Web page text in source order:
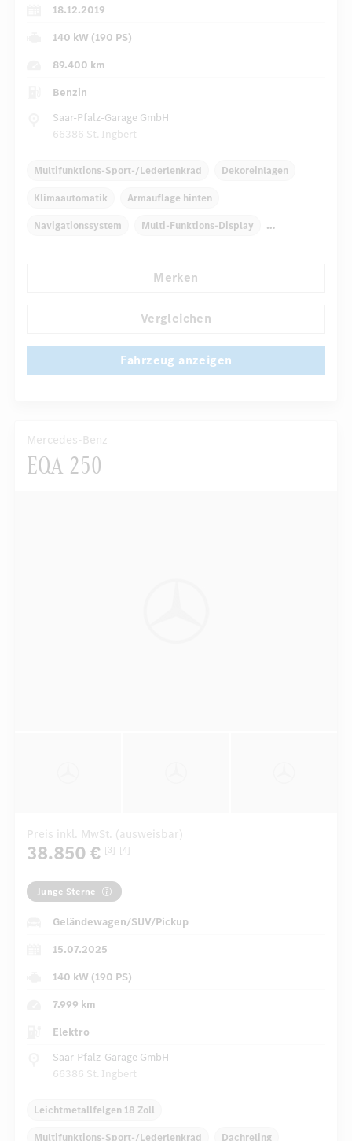
18.12.2019
140 kW (190 PS)
89.400 km
Benzin
Saar-Pfalz-Garage GmbH
66386 St. Ingbert
Multifunktions-Sport-/Lederlenkrad Dekoreinlagen
Klimaautomatik Armauflage hinten
Navigationssystem Multi-Funktions-Display
Automatisch abblendende Innen- und Außenspiegel
Merken
Vergleichen
Fahrzeug anzeigen
Mercedes-Benz
EQA 250
Preis inkl. MwSt. (ausweisbar)
38.850 € [3] [4]
Junge Sterne
Geländewagen/SUV/Pickup
15.07.2025
140 kW (190 PS)
7.999 km
Elektro
Saar-Pfalz-Garage GmbH
66386 St. Ingbert
Leichtmetallfelgen 18 Zoll
Multifunktions-Sport-/Lederlenkrad Dachreling